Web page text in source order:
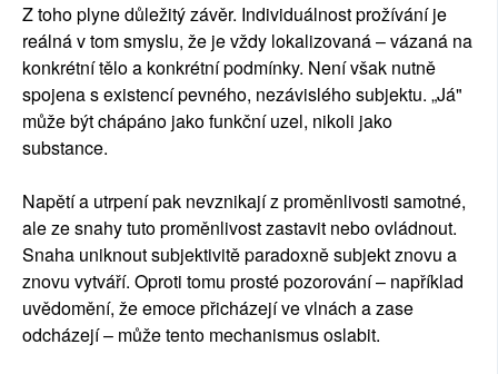
Z toho plyne důležitý závěr. Individuálnost prožívání je
reálná v tom smyslu, že je vždy lokalizovaná – vázaná na
konkrétní tělo a konkrétní podmínky. Není však nutně
spojena s existencí pevného, nezávislého subjektu. „Já"
může být chápáno jako funkční uzel, nikoli jako
substance.
Napětí a utrpení pak nevznikají z proměnlivosti samotné,
ale ze snahy tuto proměnlivost zastavit nebo ovládnout.
Snaha uniknout subjektivitě paradoxně subjekt znovu a
znovu vytváří. Oproti tomu prosté pozorování – například
uvědomění, že emoce přicházejí ve vlnách a zase
odcházejí – může tento mechanismus oslabit.